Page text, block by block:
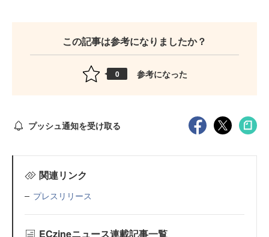
この記事は参考になりましたか？
0 参考になった
プッシュ通知を受け取る
関連リンク
プレスリリース
ECzineニュース連載記事一覧